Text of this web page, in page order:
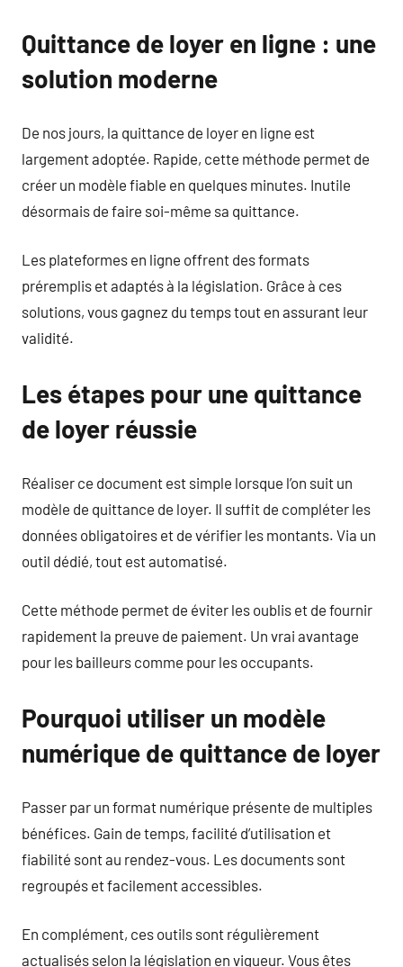
Quittance de loyer en ligne : une
solution moderne
De nos jours, la quittance de loyer en ligne est
largement adoptée. Rapide, cette méthode permet de
créer un modèle fiable en quelques minutes. Inutile
désormais de faire soi-même sa quittance.
Les plateformes en ligne offrent des formats
préremplis et adaptés à la législation. Grâce à ces
solutions, vous gagnez du temps tout en assurant leur
validité.
Les étapes pour une quittance
de loyer réussie
Réaliser ce document est simple lorsque l’on suit un
modèle de quittance de loyer. Il suffit de compléter les
données obligatoires et de vérifier les montants. Via un
outil dédié, tout est automatisé.
Cette méthode permet de éviter les oublis et de fournir
rapidement la preuve de paiement. Un vrai avantage
pour les bailleurs comme pour les occupants.
Pourquoi utiliser un modèle
numérique de quittance de loyer
Passer par un format numérique présente de multiples
bénéfices. Gain de temps, facilité d’utilisation et
fiabilité sont au rendez-vous. Les documents sont
regroupés et facilement accessibles.
En complément, ces outils sont régulièrement
actualisés selon la législation en vigueur. Vous êtes